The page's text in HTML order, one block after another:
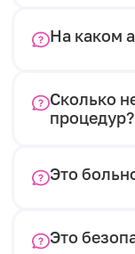
На каком
Сколько
процедур?
Это
Это